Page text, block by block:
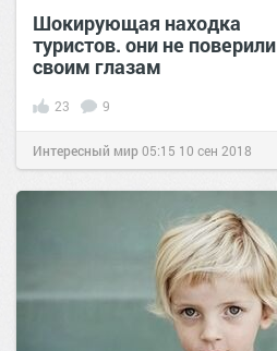
Шокирующая находка
туристов. они не поверили
своим глазам
23 9
Интересный мир05:15 10 сен 2018